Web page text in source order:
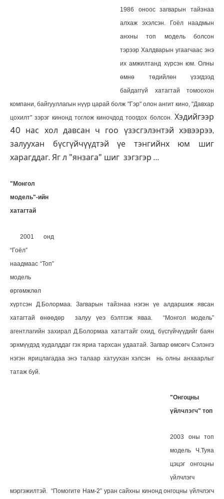
1986 оноос загварын тайзнаа
алхаж эхэлсэн. Гоёл наадмын
анхны топ модель болсон
тэрээр Халдварын угаагчаас энэ
их амжилтанд хүрсэн юм. Олны
өмнө төдийлөн үзэгдээд
байдаггүй хатагтай томоохон
компани, байгууллагын нүүр царай болж "Гэр" олон ангит кино, "Давхар
цохилт" зэрэг кинонд тоглож киночдод тоогдох болсон. Хэдийгээр
40 нас хол давсан ч гоо үзэсгэлэнтэй хэвээрээ,
залуухан бүсгүйчүүдтэй үе тэнгийнх юм шиг
харагддаг. Яг л "янзага" шиг зэгзгэр …
" Монгол
модель"-ийн
хатагтай
2001 онд
“Гоёл”
наадмаас “Топ”
модель
өргөмжлөл
хүртсэн Д.Болормаа. Загварын тайзнаа нэгэн үе алдаршиж явсан
хатагтай өнөөдөр залуу үеэ бэлтгэж яваа. “Монгол модель”
агентлагийн захирал Д.Болормаа хатагтайг охид, бүсгүйчүүдийг баян
эрхмүүдэд худалддаг гэх яриа тархсан удаатай. Загвар өмсөгч Сэлэнгэ
нэгэн ярицлагадаа энэ талаар хатуухан хэлсэн нь олны анхаарлыг
татаж буй.
"Онгоцны
үйлчлэгч" топ
2003 оны топ
модель Ч.Туяа
цэцэг онгоцны
үйлчлэгч
мэргэжилтэй. “Помогите Нам-2” уран сайхны кинонд онгоцны үйлчлэгч